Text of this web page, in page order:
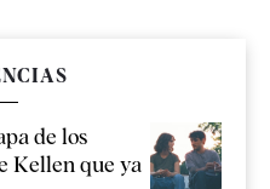
de los
Kellen que ya